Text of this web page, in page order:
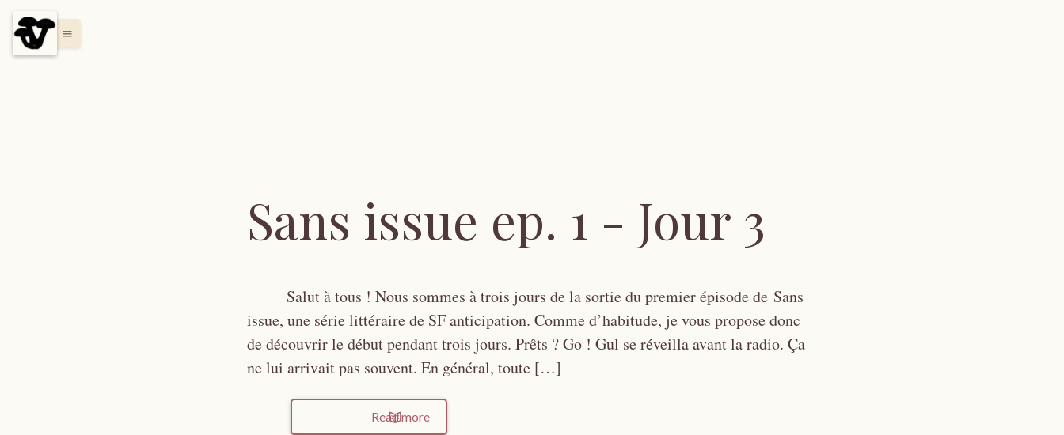
menu
Sans issue ep. 1 - Jour 3
Salut à tous ! Nous sommes à trois jours de la sortie du premier épisode de Sans
issue, une série littéraire de SF anticipation. Comme d’habitude, je vous propose donc
de découvrir le début pendant trois jours. Prêts ? Go ! Gul se réveilla avant la radio. Ça
ne lui arrivait pas souvent. En général, toute […]
Read more